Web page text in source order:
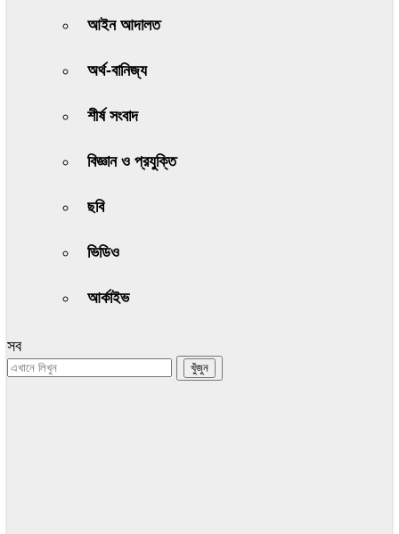
আইন আদালত
অর্থ-বানিজ্য
শীর্ষ সংবাদ
বিজ্ঞান ও প্রযুক্তি
ছবি
ভিডিও
আর্কাইভ
সব